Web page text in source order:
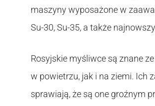
maszyny wyposażone w
Su-30, Su-35, a także
Rosyjskie myśliwce są znane
w powietrzu, jak i na ziemi. Ich
sprawiają, że są one groźnym